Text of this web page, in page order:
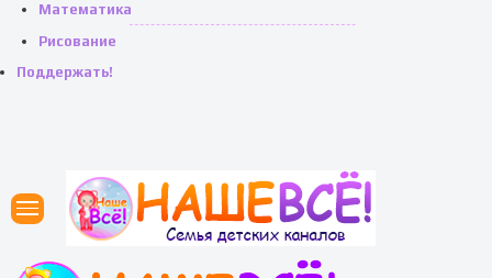
Математика
Рисование
Поддержать!